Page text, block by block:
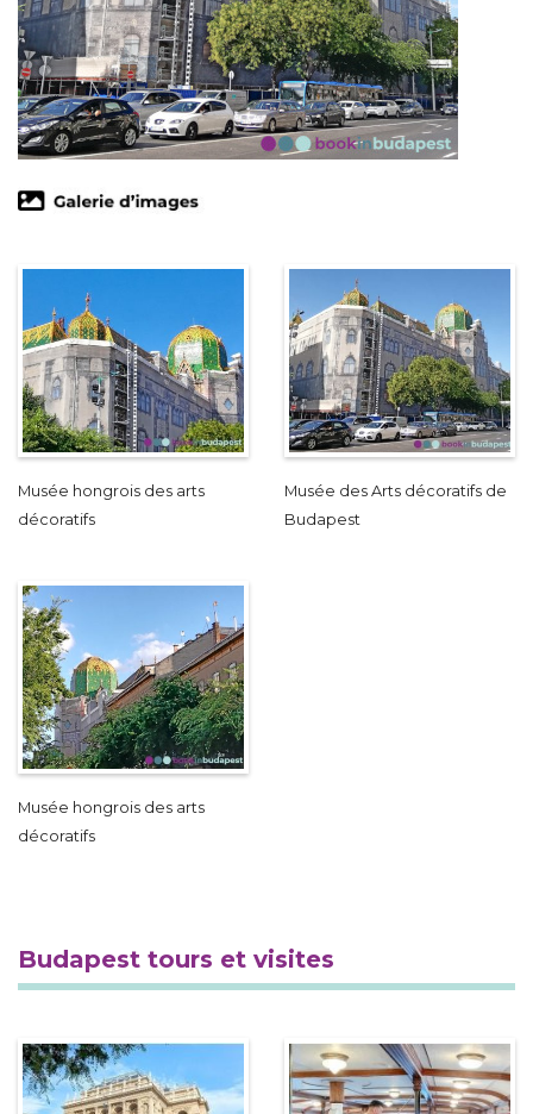
Musée hongrois des arts
décoratifs
Musée des Arts décoratifs de
Budapest
Musée hongrois des arts
décoratifs
Budapest tours et visites